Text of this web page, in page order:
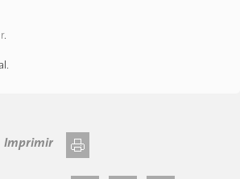
.
.
Imprimir